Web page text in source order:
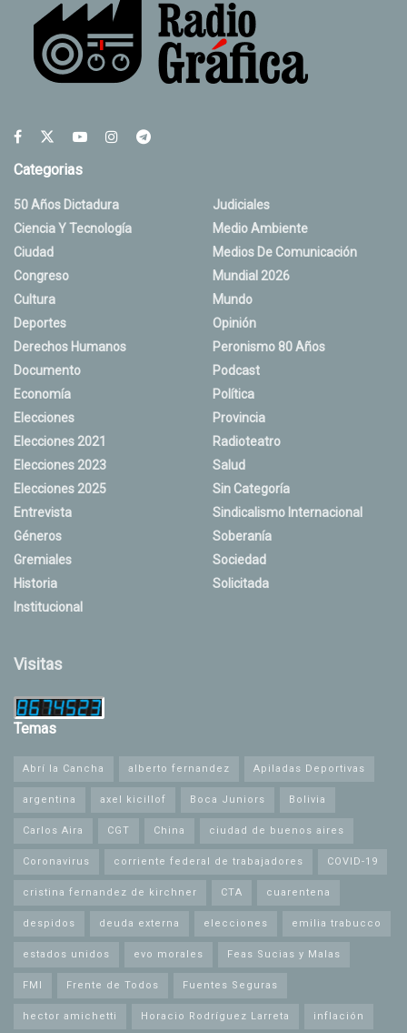
Categorias
50 Años Dictadura
Ciencia Y Tecnología
Ciudad
Congreso
Cultura
Deportes
Derechos Humanos
Documento
Economía
Elecciones
Elecciones 2021
Elecciones 2023
Elecciones 2025
Entrevista
Géneros
Gremiales
Historia
Institucional
Judiciales
Medio Ambiente
Medios De Comunicación
Mundial 2026
Mundo
Opinión
Peronismo 80 Años
Podcast
Política
Provincia
Radioteatro
Salud
Sin Categoría
Sindicalismo Internacional
Soberanía
Sociedad
Solicitada
Visitas
Temas
Abrí la Cancha alberto fernandez Apiladas Deportivas
argentina axel kicillof Boca Juniors Bolivia
Carlos Aira CGT China ciudad de buenos aires
Coronavirus corriente federal de trabajadores COVID-19
cristina fernandez de kirchner CTA cuarentena
despidos deuda externa elecciones emilia trabucco
estados unidos evo morales Feas Sucias y Malas
FMI Frente de Todos Fuentes Seguras
hector amichetti Horacio Rodríguez Larreta inflación